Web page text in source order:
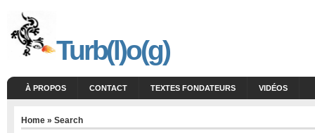
Turb(l)o(g)
À PROPOS CONTACT TEXTES FONDATEURS VIDÉOS
Home » Search